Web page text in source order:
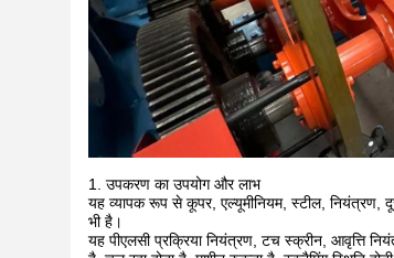
1. उपकरण का उपयोग और लाभ
यह व्यापक रूप से कूपर, एल्यूमीनियम, स्टील, नियंत्रण,
भी है।
यह पीएलसी प्रक्रिया नियंत्रण, टच स्क्रीन, आवृत्ति